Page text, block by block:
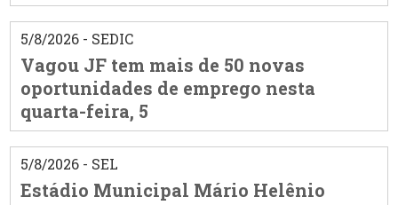
5/8/2026 - SEDIC
Vagou JF tem mais de 50 novas
oportunidades de emprego nesta
quarta-feira, 5
5/8/2026 - SEL
Estádio Municipal Mário Helênio